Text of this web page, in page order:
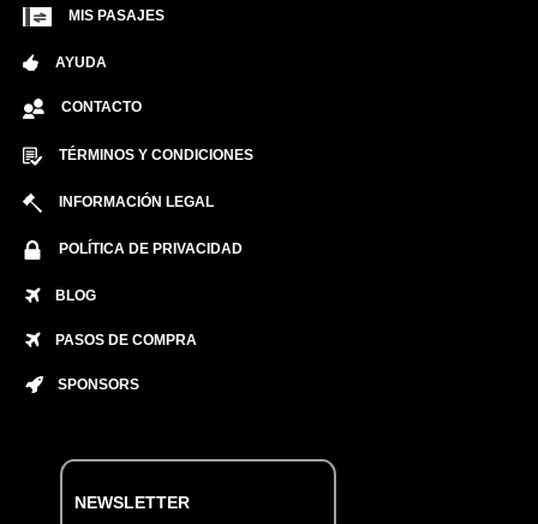
MIS PASAJES
AYUDA
CONTACTO
TÉRMINOS Y CONDICIONES
INFORMACIÓN LEGAL
POLÍTICA DE PRIVACIDAD
BLOG
PASOS DE COMPRA
SPONSORS
NEWSLETTER